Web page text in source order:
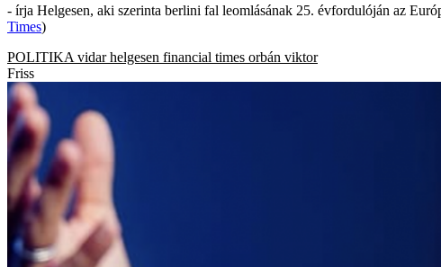
- írja Helgesen, aki szerinta berlini fal leomlásának 25. évfordulóján az
Times)
POLITIKA vidar helgesen financial times orbán viktor
Friss